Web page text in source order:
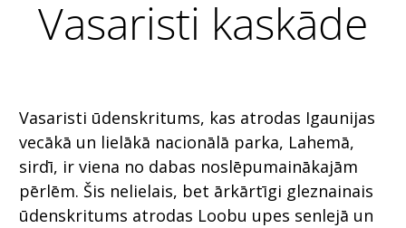
Vasaristi kaskāde
Vasaristi ūdenskritums, kas atrodas Igaunijas
vecākā un lielākā nacionālā parka, Lahemā,
sirdī, ir viena no dabas noslēpumainākajām
pērlēm. Šis nelielais, bet ārkārtīgi gleznainais
ūdenskritums atrodas Loobu upes senlejā un